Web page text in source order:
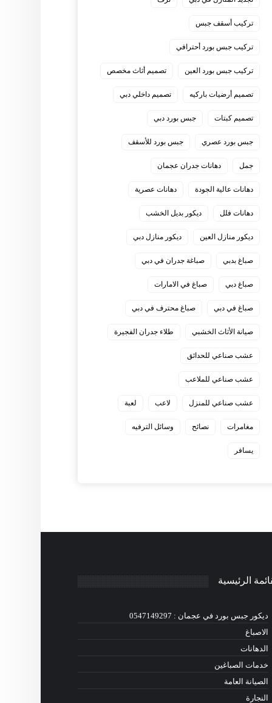
تركيب أسقف جبس
تركيب جبس بورد أحترافي
تركيب جبس بورد العين تصميم أثاث مخصص
تصميم أرضيات باركيه تصميم داخلي دبي
تصميم كبتات جبس بورد دبي
جبس بورد عصري جبس بورد للأسقف
جمل دهانات جدران عجمان
دهانات عالية الجودة دهانات عصرية
دهانات فلل ديكور بديل الخشب
ديكور منازل العين ديكور منازل دبي
صباغ بدبي صباغة جدران في دبي
صباغ دبي صباغ في الامارات
صباغ في دبي صباغ محترف في دبي
صيانة الأثاث الخشبي طلاء جدران الفجيرة
عشب صناعي للحدائق
عشب صناعي للملاعب
عشب صناعي للمنزل لاعب لعبة
مغامرات نصائح وسائل الترفيه
يسافر
الرئيسية
ديكور جبس بورد في عجمان : 0547149297
الاصباغ
الدهانات
خدمات الصباغين
الصيانة العامة
النجارة